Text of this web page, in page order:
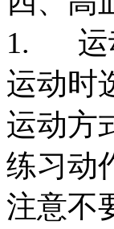
1. 运
运动时
运动方
练习动
注意不